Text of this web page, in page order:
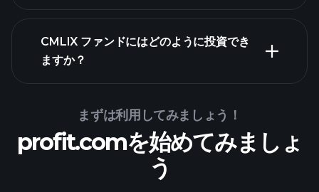
CMLIX ファンドにはどのように投資でき
ますか？
Playtradeトーナメン
まずは利用してみましょう！
profit.comを始めてみましょ
う